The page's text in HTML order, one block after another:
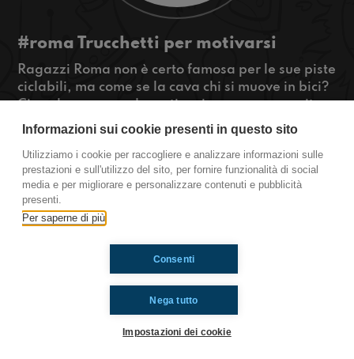
#roma Trucchetti per motivarsi
Ragazzi Roma non è certo famosa per le sue piste
ciclabili, ma come se la cava chi si muove in bici?
Ci vuole una grande motivazione, e a proposito
di motivazione vi parleremo della piramide di
#OkkinSu www.radioimmaginaria.it
Roma
Ti è piaciuto? Condividilo!
Informazioni sui cookie presenti in questo sito
Utilizziamo i cookie per raccogliere e analizzare informazioni sulle
prestazioni e sull'utilizzo del sito, per fornire funzionalità di social
media e per migliorare e personalizzare contenuti e pubblicità
presenti.
Per saperne di più
Nega tutto
Consenti
Impostazioni dei cookie